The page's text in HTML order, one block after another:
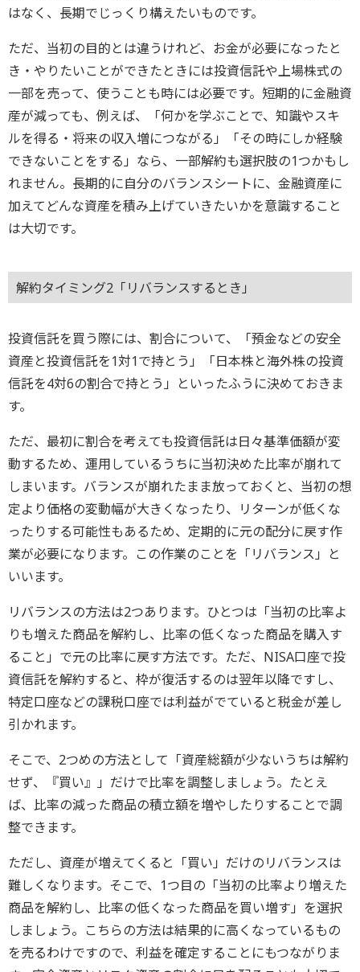
はなく、長期でじっくり構えたいものです。
ただ、当初の目的とは違うけれど、お金が必要になったと
き・やりたいことができたときには投資信託や上場株式の
一部を売って、使うことも時には必要です。短期的に金融資
産が減っても、例えば、「何かを学ぶことで、知識やスキ
ルを得る・将来の収入増につながる」「その時にしか経験
できないことをする」なら、一部解約も選択肢の1つかもし
れません。長期的に自分のバランスシートに、金融資産に
加えてどんな資産を積み上げていきたいかを意識すること
は大切です。
解約タイミング2「リバランスするとき」
投資信託を買う際には、割合について、「預金などの安全
資産と投資信託を1対1で持とう」「日本株と海外株の投資
信託を4対6の割合で持とう」といったふうに決めておきま
す。
ただ、最初に割合を考えても投資信託は日々基準価額が変
動するため、運用しているうちに当初決めた比率が崩れて
しまいます。バランスが崩れたまま放っておくと、当初の想
定より価格の変動幅が大きくなったり、リターンが低くな
ったりする可能性もあるため、定期的に元の配分に戻す作
業が必要になります。この作業のことを「リバランス」と
いいます。
リバランスの方法は2つあります。ひとつは「当初の比率よ
りも増えた商品を解約し、比率の低くなった商品を購入す
ること」で元の比率に戻す方法です。ただ、NISA口座で投
資信託を解約すると、枠が復活するのは翌年以降ですし、
特定口座などの課税口座では利益がでていると税金が差し
引かれます。
そこで、2つめの方法として「資産総額が少ないうちは解約
せず、『買い』」だけで比率を調整しましょう。たとえ
ば、比率の減った商品の積立額を増やしたりすることで調
整できます。
ただし、資産が増えてくると「買い」だけのリバランスは
難しくなります。そこで、1つ目の「当初の比率より増えた
商品を解約し、比率の低くなった商品を買い増す」を選択
しましょう。こちらの方法は結果的に高くなっているもの
を売るわけですので、利益を確定することにもつながりま